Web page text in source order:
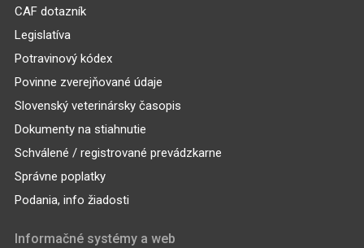
CAF dotazník
Legislatíva
Potravinový kódex
Povinne zverejňované údaje
Slovenský veterinársky časopis
Dokumenty na stiahnutie
Schválené / registrované prevádzkarne
Správne poplatky
Podania, info žiadosti
Informačné systémy a web